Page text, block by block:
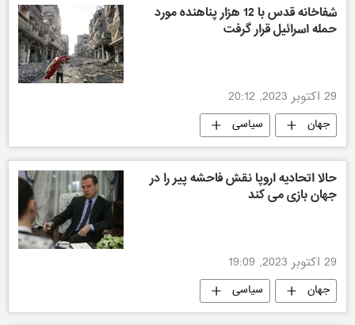
شفاخانه قدس با 12 هزار پناهنده مورد
حمله اسرائیل قرار گرفت
29 اکتوبر 2023, 20:12
جهان سیاسی
حالا اتحادیه اروپا نقش فاحشه پیر را در
جهان بازی می کند
29 اکتوبر 2023, 19:09
جهان سیاسی